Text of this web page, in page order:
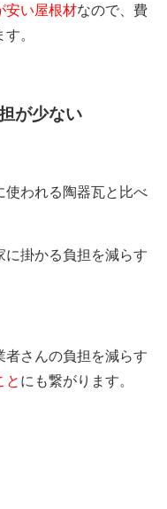
安い屋根材なので、費
。
が少ない
使われる陶器瓦と比べ
に掛かる負担を減らす
者さんの負担を減らす
と にも繋がります。